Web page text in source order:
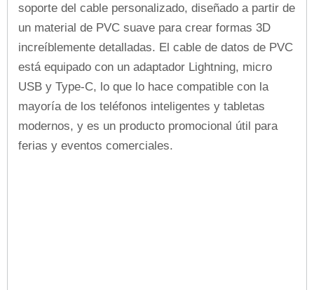
soporte del cable personalizado, diseñado a partir de
un material de PVC suave para crear formas 3D
increíblemente detalladas. El cable de datos de PVC
está equipado con un adaptador Lightning, micro
USB y Type-C, lo que lo hace compatible con la
mayoría de los teléfonos inteligentes y tabletas
modernos, y es un producto promocional útil para
ferias y eventos comerciales.